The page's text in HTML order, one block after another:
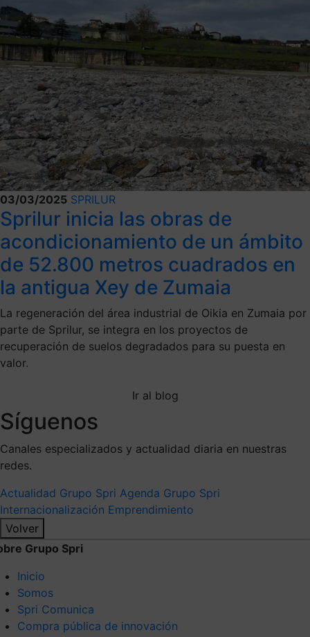
03/03/2025 SPRILUR
Sprilur inicia las obras de
acondicionamiento de un ámbito
de 52.800 metros cuadrados en
la antigua Xey de Zumaia
La regeneración del área industrial de Oikia en Zumaia por
parte de Sprilur, se integra en los proyectos de
recuperación de suelos degradados para su puesta en
valor.
Ir al blog
Síguenos
Canales especializados y actualidad diaria en nuestras
redes.
Actualidad Grupo Spri Agenda Grupo Spri
Internacionalización Emprendimiento
Volver
Grupo Spri
Inicio
Somos
Spri Comunica
Compra pública de innovación